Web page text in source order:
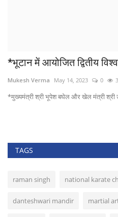
*भूटान में आयोजित द्वितीय
Mukesh Verma May 14, 2023 0
*मुख्यमंत्री श्री भूपेश बघेल और खेल मंत्री श्री
TAGS
raman singh national karate
danteshwari mandir martial